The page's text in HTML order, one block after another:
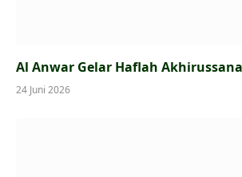
Al Anwar Gelar Haflah
24 Juni 2026